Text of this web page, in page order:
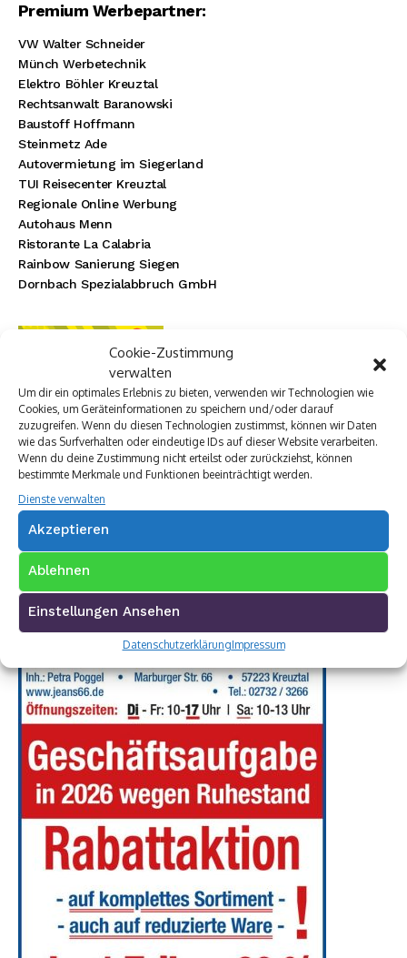
Cookie-Zustimmung
verwalten
Um dir ein optimales Erlebnis zu bieten, verwenden wir Technologien wie
Cookies, um Geräteinformationen zu speichern und/oder darauf
zuzugreifen. Wenn du diesen Technologien zustimmst, können wir Daten
wie das Surfverhalten oder eindeutige IDs auf dieser Website verarbeiten.
Wenn du deine Zustimmung nicht erteilst oder zurückziehst, können
bestimmte Merkmale und Funktionen beeinträchtigt werden.
Dienste verwalten
Akzeptieren
Ablehnen
Einstellungen Ansehen
DatenschutzerklärungImpressum
Premium Werbepartner:
VW Walter Schneider
Münch Werbetechnik
Elektro Böhler Kreuztal
Rechtsanwalt Baranowski
Baustoff Hoffmann
Steinmetz Ade
Autovermietung im Siegerland
TUI Reisecenter Kreuztal
Regionale Online Werbung
Autohaus Menn
Ristorante La Calabria
Rainbow Sanierung Siegen
Dornbach Spezialabbruch GmbH